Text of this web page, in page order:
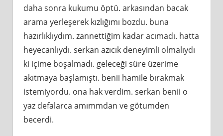
daha sonra kukumu öptü. arkasından bacak
arama yerleşerek kızlığımı bozdu. buna
hazırlıklıydım. zannettiğim kadar acımadı. hatta
heyecanlıydı. serkan azıcık deneyimli olmalıydı
ki içime boşalmadı. geleceği süre üzerime
akıtmaya başlamıştı. benii hamile bırakmak
istemiyordu. ona hak verdim. serkan benii o
yaz defalarca amımmdan ve götumden
becerdi.